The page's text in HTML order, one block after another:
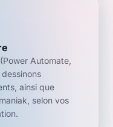
Automate,
ainsi que
selon vos